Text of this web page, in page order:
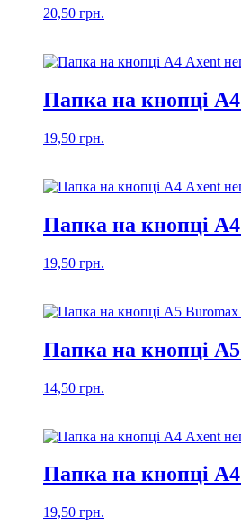
20,50 грн.
Папка на кнопці А4
19,50 грн.
Папка на кнопці
19,50 грн.
Папка на кнопці
14,50 грн.
Папка на кнопці
19,50 грн.